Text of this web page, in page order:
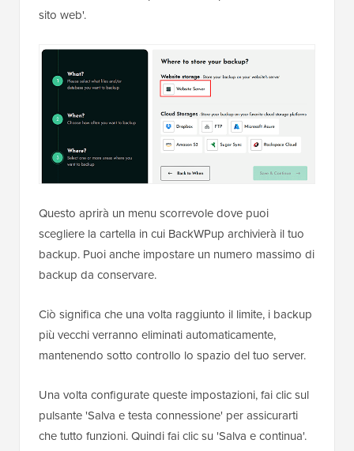
sito web'.
Questo aprirà un menu scorrevole dove puoi
scegliere la cartella in cui BackWPup archivierà il tuo
backup. Puoi anche impostare un numero massimo di
backup da conservare.
Ciò significa che una volta raggiunto il limite, i backup
più vecchi verranno eliminati automaticamente,
mantenendo sotto controllo lo spazio del tuo server.
Una volta configurate queste impostazioni, fai clic sul
pulsante 'Salva e testa connessione' per assicurarti
che tutto funzioni. Quindi fai clic su 'Salva e continua'.